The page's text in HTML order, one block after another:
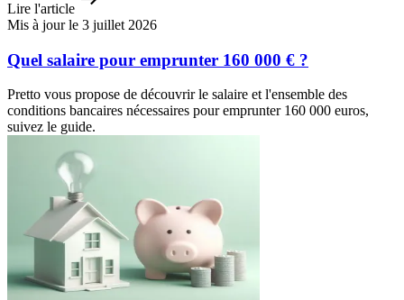
Lire l'article
Mis à jour le 3 juillet 2026
Quel salaire pour emprunter 160 000 € ?
Pretto vous propose de découvrir le salaire et l'ensemble des
conditions bancaires nécessaires pour emprunter 160 000 euros,
suivez le guide.